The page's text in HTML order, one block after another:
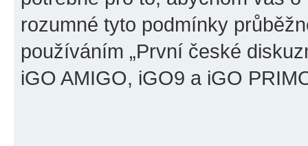
rozumné tyto podmínky
používáním „První české
iGO AMIGO, iGO9 a iGO